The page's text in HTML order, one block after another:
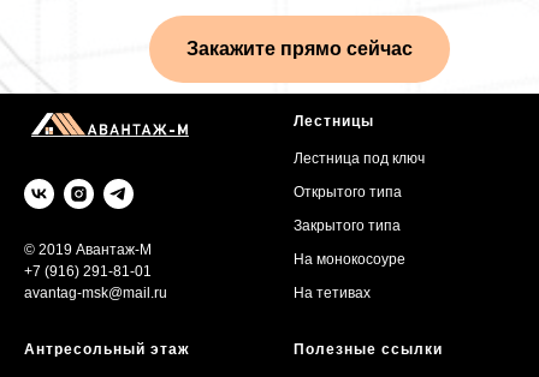
Закажите прямо сейчас
© 2019 Авантаж-М
+7 (916) 291-81-01
avantag-msk@mail.ru
Лестницы
Лестница под ключ
Открытого типа
Закрытого типа
На монокосоуре
На тетивах
Антресольный этаж Полезные ссылки